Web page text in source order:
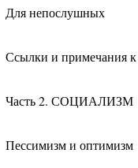
Для непослушных
Ссылки и примечания к
Часть 2. СОЦИАЛИЗМ
Пессимизм и оптимизм